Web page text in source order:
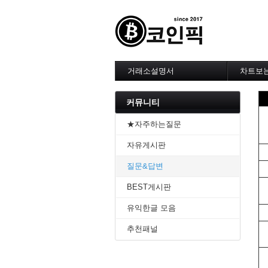
거래소설명서 차트보
2. 비트
5. 빗썸
6. 트레
7. 크립
2. 봉차트
3. 호가
5. 고점과
커뮤니티
★자주하는질문
자유게시판
질문&답변
BEST게시판
유익한글 모음
추천패널